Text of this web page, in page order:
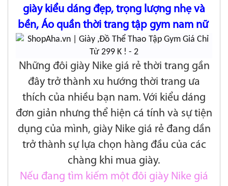
giày kiểu dáng đẹp, trọng lượng nhẹ và
bền, Áo quần thời trang tập gym nam nữ
Những đôi giày Nike giá rẻ thời trang gần
đây trở thành xu hướng thời trang ưa
thích của nhiều bạn nam. Với kiểu dáng
đơn giản nhưng thể hiện cá tính và sự tiện
dụng của mình, giày Nike giá rẻ đang dần
trở thành sự lựa chọn hàng đầu của các
chàng khi mua giày.
Nếu đang tìm kiếm một đôi giày Nike giá